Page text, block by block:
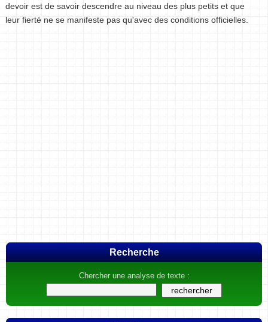
Recherche
Chercher une analyse de texte :
devoir est de savoir descendre au niveau des plus petits et que
leur fierté ne se manifeste pas qu'avec des conditions officielles.